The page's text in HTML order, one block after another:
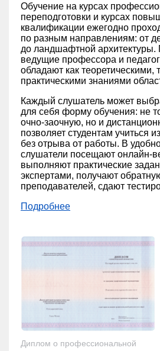
Обучение на курсах
переподготовки и курсах
квалификации ежегодно
по разным направлениям: от
до ландшафтной
ведущие профессора и
обладают как теоретическими,
практическими знаниями
Каждый слушатель может
для себя форму обучения: не
очно-заочную, но и
позволяет студентам учиться
без отрыва от работы. В
слушатели посещают онлайн-
выполняют практические
экспертами, получают
преподавателей, сдают
Подробнее
Диплом о профессиональной